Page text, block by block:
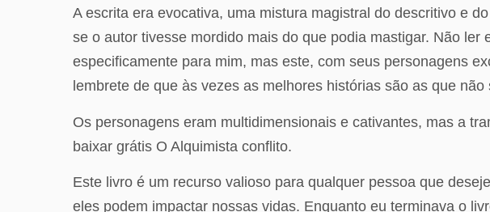
A escrita era evocativa, uma mistura magistral do descritivo e
se o autor tivesse mordido mais do que podia mastigar. Não
especificamente para mim, mas este, com seus personagens
lembrete de que às vezes as melhores histórias são as que
Os personagens eram multidimensionais e cativantes, mas a
baixar grátis O Alquimista conflito.
Este livro é um recurso valioso para qualquer pessoa que
eles podem impactar nossas vidas. Enquanto eu terminava o